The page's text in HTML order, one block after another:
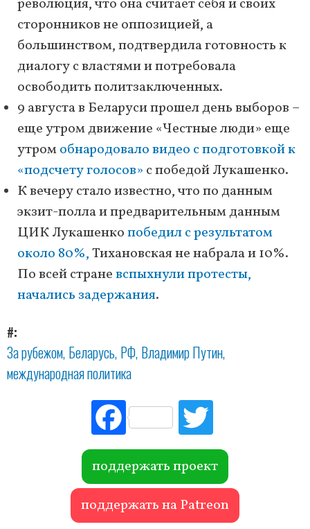
революция, что она считает себя и своих
сторонников не оппозицией, а
большинством, подтвердила готовность к
диалогу с властями и потребовала
освободить политзаключенных.
9 августа в Беларуси прошел день выборов –
еще утром движение «Честные люди» еще
утромобнародовало видео с подготовкой к
«подсчету голосов» с победой Лукашенко.
К вечеру стало известно, что по данным
экзит-полла и предварительным данным
ЦИК Лукашенкопобедил с результатом
около 80%,Тихановская не набрала и 10%.
По всей страневспыхнули протесты,
начались задержания.
#
За рубежом Беларусь РФ Владимир Путин
международная политика
Fac
ebo
ok r
поддержать проект
поддержать на Patreon